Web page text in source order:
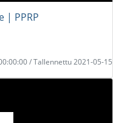
| PPRP
/ Tallennettu 2021-05-15